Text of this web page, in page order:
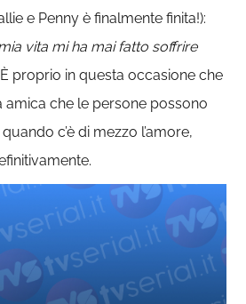
e Penny è finalmente finita!):
vita mi ha mai fatto soffrire
È proprio in questa occasione che
amica che le persone possono
c’è di mezzo l’amore,